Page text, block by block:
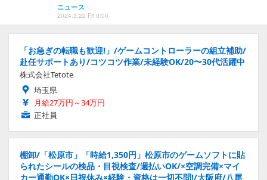
ニュース
2024.3.22 Fri 0:00
「お急ぎの転職も歓迎!」/ゲームコントローラーの組立補助/
赴任サポートあり/コツコツ作業/未経験OK/20〜30代活躍中
株式会社Tetote
埼玉県
月給27万円～34万円
正社員
棚卸/「松原市」「時給1,350円」松原市のゲームソフトに貼
られたシールの検品・目視検査/週払いOK/×空調完備×マイ
カー通勤OK×日祝休み×経験・資格は一切不問!/大阪府/八尾